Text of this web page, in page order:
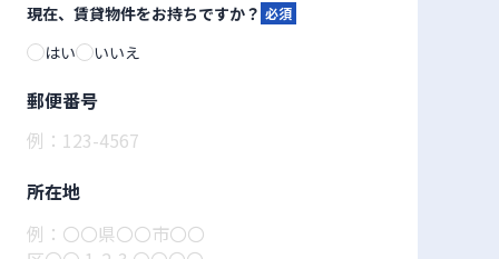
現在、賃貸物件をお持ちですか？ 必須
はい いいえ
郵便番号
所在地